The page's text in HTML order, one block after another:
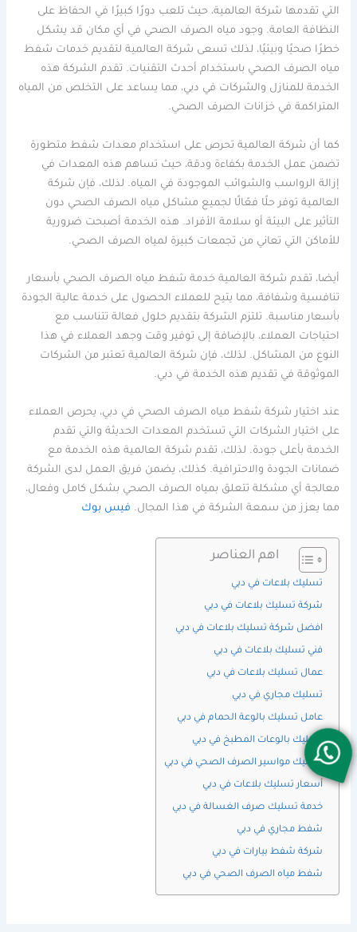
التي تقدمها شركة العالمية، حيث تلعب دورًا كبيرًا في الحفاظ على
النظافة العامة. وجود مياه الصرف الصحي في أي مكان قد يشكل
خطرًا صحيًا وبيئيًا، لذلك تسعى شركة العالمية لتقديم خدمات شفط
مياه الصرف الصحي باستخدام أحدث التقنيات. تقدم الشركة هذه
الخدمة للمنازل والشركات في دبي، مما يساعد على التخلص من المياه
المتراكمة في خزانات الصرف الصحي.
كما أن شركة العالمية تحرص على استخدام معدات شفط متطورة
تضمن عمل الخدمة بكفاءة ودقة، حيث تساهم هذه المعدات في
إزالة الرواسب والشوائب الموجودة في المياه. لذلك، فإن شركة
العالمية توفر حلًا فعّالًا لجميع مشاكل مياه الصرف الصحي دون
التأثير على البيئة أو سلامة الأفراد. هذه الخدمة أصبحت ضرورية
للأماكن التي تعاني من تجمعات كبيرة لمياه الصرف الصحي.
أيضا، تقدم شركة العالمية خدمة شفط مياه الصرف الصحي بأسعار
تنافسية وشفافة، مما يتيح للعملاء الحصول على خدمة عالية الجودة
بأسعار مناسبة. تلتزم الشركة بتقديم حلول فعالة تتناسب مع
احتياجات العملاء، بالإضافة إلى توفير وقت وجهد العملاء في هذا
النوع من المشاكل. لذلك، فإن شركة العالمية تعتبر من الشركات
الموثوقة في تقديم هذه الخدمة في دبي.
عند اختيار شركة شفط مياه الصرف الصحي في دبي، يحرص العملاء
على اختيار الشركات التي تستخدم المعدات الحديثة والتي تقدم
الخدمة بأعلى جودة. لذلك، تقدم شركة العالمية هذه الخدمة مع
ضمانات الجودة والاحترافية. كذلك، يضمن فريق العمل لدى الشركة
معالجة أي مشكلة تتعلق بمياه الصرف الصحي بشكل كامل وفعال،
مما يعزز من سمعة الشركة في هذا المجال. فيس بوك
اهم العناصر
تسليك بلاعات في دبي
شركة تسليك بلاعات في دبي
افضل شركة تسليك بلاعات في دبي
فني تسليك بلاعات في دبي
عمال تسليك بلاعات في دبي
تسليك مجاري في دبي
عامل تسليك بالوعة الحمام في دبي
تسليك بالوعات المطبخ في دبي
تسليك مواسير الصرف الصحي في دبي
أسعار تسليك بلاعات في دبي
خدمة تسليك صرف الغسالة في دبي
شفط مجاري في دبي
شركة شفط بيارات في دبي
شفط مياه الصرف الصحي في دبي